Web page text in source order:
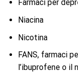
Farmaci per
Niacina
Nicotina
FANS, farmaci
l’ibuprofene o il